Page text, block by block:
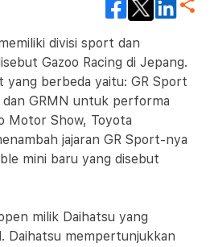
divisi sport dan
Gazoo Racing di Jepang.
yang berbeda yaitu: GR Sport
GRMN untuk performa
Motor Show, Toyota
jajaran GR Sport-nya
mini baru yang disebut
milik Daihatsu yang
Daihatsu mempertunjukkan